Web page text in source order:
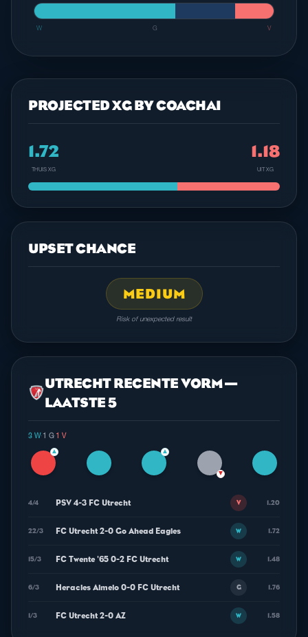
W G V
PROJECTED XG BY COACHAI
1.72
THUIS XG
1.18
UIT XG
UPSET CHANCE
MEDIUM
Risk of unexpected result
UTRECHT RECENTE VORM —
LAATSTE 5
3 W· 1 G· 1 V
▲ ▲
▼
4/4 PSV 4-3 FC Utrecht V 1.20
22/3 FC Utrecht 2-0 Go Ahead Eagles W 1.72
15/3 FC Twente '65 0-2 FC Utrecht W 1.48
6/3 Heracles Almelo 0-0 FC Utrecht G 1.76
1/3 FC Utrecht 2-0 AZ W 1.58